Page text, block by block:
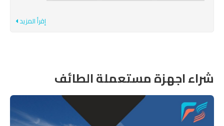
إقرأ المزيد
شراء اجهزة مستعملة الطائف